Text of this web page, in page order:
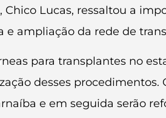
Chico Lucas, ressaltou a
ampliação da rede de
para transplantes no
desses
e em seguida serão